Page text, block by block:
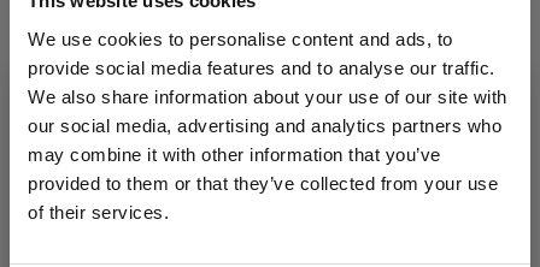
We use cookies to personalise content and ads, to
provide social media features and to analyse our traffic.
We also share information about your use of our site with
our social media, advertising and analytics partners who
may combine it with other information that you’ve
provided to them or that they’ve collected from your use
of their services.
Materiaal
Polyesther elastan
Heb je een vraag over dit product?
Neem contact op met Danny of Michelle
020-6136764